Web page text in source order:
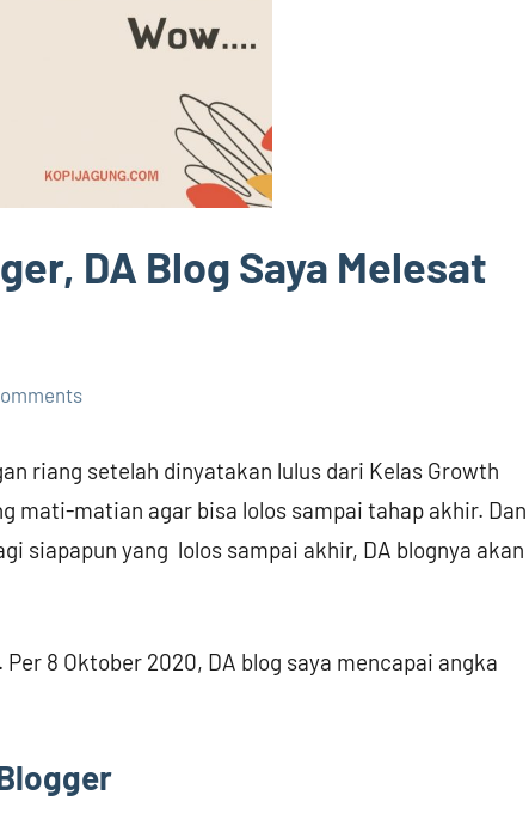
DA Blog Saya Melesat
riang setelah dinyatakan lulus dari Kelas Growth
mati-matian agar bisa lolos sampai tahap akhir. Dan
siapapun yang lolos sampai akhir, DA blognya akan
8 Oktober 2020, DA blog saya mencapai angka